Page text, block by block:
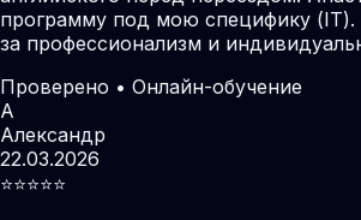
программу под мою специфику (IT).
за профессионализм и
Проверено • Онлайн-обучение
А
Александр
22.03.2026
⭐️⭐️⭐️⭐️⭐️